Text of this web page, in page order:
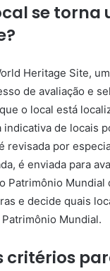
se torna
Heritage Site,
de avaliação e
o local está
de locais
revisada por
é enviada para
Patrimônio Mundial
e decide quais
Mundial.
critérios